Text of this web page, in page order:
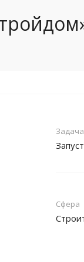
Задача
Сфера